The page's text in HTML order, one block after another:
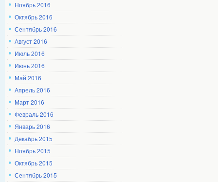
Ноябрь 2016
Октябрь 2016
Сентябрь 2016
Август 2016
Июль 2016
Июнь 2016
Май 2016
Апрель 2016
Март 2016
Февраль 2016
Январь 2016
Декабрь 2015
Ноябрь 2015
Октябрь 2015
Сентябрь 2015